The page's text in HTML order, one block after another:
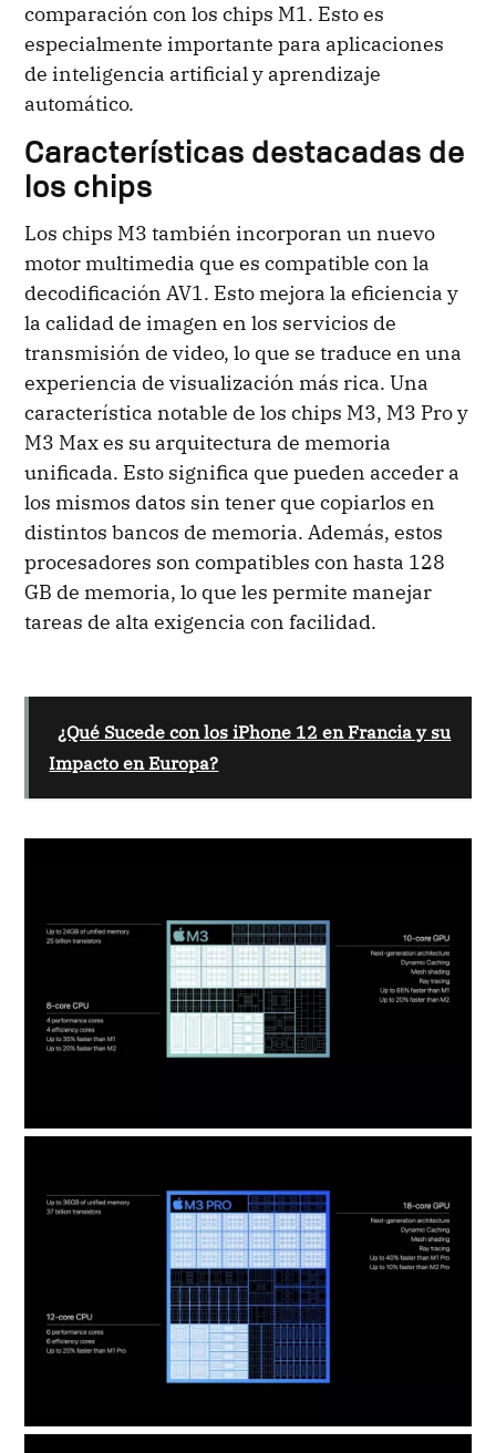
comparación con los chips M1. Esto es
especialmente importante para aplicaciones
de inteligencia artificial y aprendizaje
automático.
Características destacadas de
los chips
Los chips M3 también incorporan un nuevo
motor multimedia que es compatible con la
decodificación AV1. Esto mejora la eficiencia y
la calidad de imagen en los servicios de
transmisión de video, lo que se traduce en una
experiencia de visualización más rica. Una
característica notable de los chips M3, M3 Pro y
M3 Max es su arquitectura de memoria
unificada. Esto significa que pueden acceder a
los mismos datos sin tener que copiarlos en
distintos bancos de memoria. Además, estos
procesadores son compatibles con hasta 128
GB de memoria, lo que les permite manejar
tareas de alta exigencia con facilidad.
¿Qué Sucede con los iPhone 12 en Francia y su
Impacto en Europa?